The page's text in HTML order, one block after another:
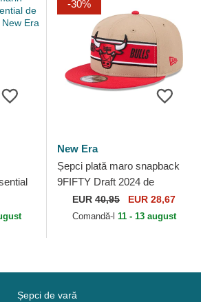
de
-30%
New Era
Șepci plată maro snapback
9FIFTY Draft 2024 de
Chicago Bulls NBA de New
Era
EUR 40,95 EUR 28,67
Comandă-l 11 - 13 august
Șepci de vară